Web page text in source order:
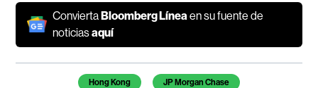
ConviertaBloomberg Línea en su fuente de
noticiasaquí
Temas de este artículo
Hong Kong JP Morgan Chase